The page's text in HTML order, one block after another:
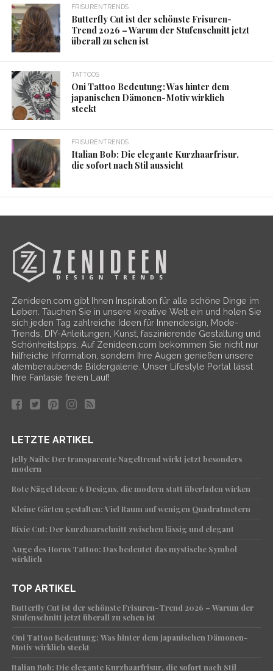
FRISURENTRENDS
Butterfly Cut ist der schönste Frisuren-
Trend 2026 – Warum der Stufenschnitt jetzt
überall zu sehen ist
TATTOOS
Oni Tattoo Bedeutung: Was hinter dem
japanischen Dämonen-Motiv wirklich
steckt
FRISURENTRENDS
Italian Bob: Die elegante Kurzhaarfrisur,
die sofort nach Stil aussieht
Zenideen.com gibt Ihnen Inspiration für alle schöne Dinge im
Leben. Tauchen Sie in unsere kreative Welt ein und holen Sie
sich jeden Tag zahlreiche Ideen für Innendesign, Mode-
Trends, DIY-Anleitungen, Kunst, faszinierende Gestaltung und
Schönheitstipps. Auf Zenideen.com bekommen Sie nicht nur
hilfreiche Information, sondern Ihre Augen genießen unsere
atemberaubende Bildergalerie. Unser Lifestyle Portal lässt
Ihre Fantasie freien Lauf!
LETZTE ARTIKEL
Jelly Nails: Der transparente Nageltrend wirkt jetzt besonders
modern
Rote Nägel Ideen: 6 Designs, die modern statt überladen wirken
Kleine Gärten gestalten: Viel Raum auf wenigen Quadratmetern
Bixie Cut: Der Kurzhaarschnitt zwischen lässig und elegant
Auge des Horus Tattoo: Das bedeutet das mystische Symbol
wirklich
TOP ARTIKEL
Butterfly Cut ist der schönste Frisuren-Trend 2026 – Warum der
Stufenschnitt jetzt überall zu sehen ist
Oni Tattoo Bedeutung: Was hinter dem japanischen Dämonen-
Motiv wirklich steckt
Italian Bob: Die elegante Kurzhaarfrisur, die sofort nach Stil